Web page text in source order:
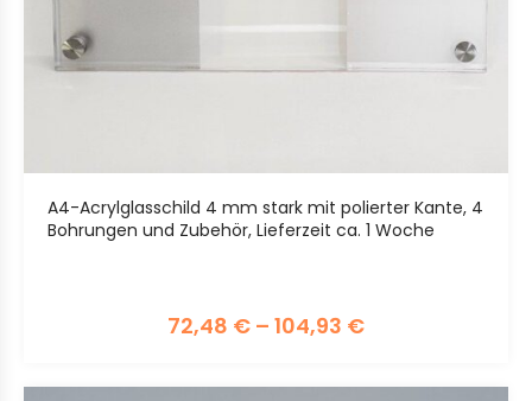
A4-Acrylglasschild 4 mm stark mit polierter Kante, 4
Bohrungen und Zubehör, Lieferzeit ca. 1 Woche
72,48 € – 104,93 €